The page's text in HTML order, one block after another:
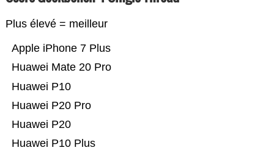
Plus élevé = meilleur
Huawei P10 Plus
Huawei P20
Huawei P20 Pro
Huawei P10
Huawei Mate 20 Pro
Apple iPhone 7 Plus